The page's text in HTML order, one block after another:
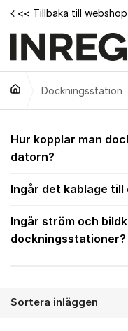
Hoppa till innehåll
<< Tillbaka till webshop
Dockningsstation
Hur kopplar man
datorn?
Ingår det kablage
Ingår ström och
dockningsstationer?
Sortera inläggen